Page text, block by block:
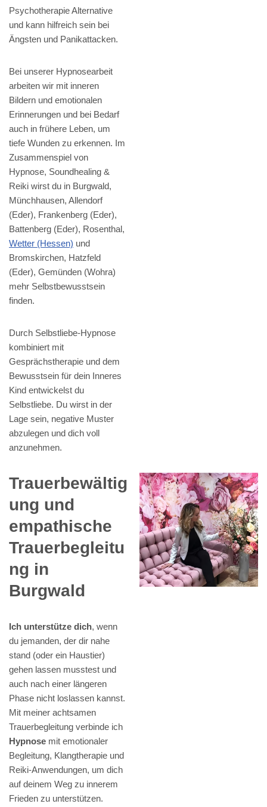
Psychotherapie Alternative
und kann hilfreich sein bei
Ängsten und Panikattacken.
Bei unserer Hypnosearbeit
arbeiten wir mit inneren
Bildern und emotionalen
Erinnerungen und bei Bedarf
auch in frühere Leben, um
tiefe Wunden zu erkennen. Im
Zusammenspiel von
Hypnose, Soundhealing &
Reiki wirst du in Burgwald,
Münchhausen, Allendorf
(Eder), Frankenberg (Eder),
Battenberg (Eder), Rosenthal,
Wetter (Hessen) und
Bromskirchen, Hatzfeld
(Eder), Gemünden (Wohra)
mehr Selbstbewusstsein
finden.
Durch Selbstliebe-Hypnose
kombiniert mit
Gesprächstherapie und dem
Bewusstsein für dein Inneres
Kind entwickelst du
Selbstliebe. Du wirst in der
Lage sein, negative Muster
abzulegen und dich voll
anzunehmen.
Trauerbewältig
ung und
empathische
Trauerbegleitu
ng in
Burgwald
Ich unterstütze dich, wenn
du jemanden, der dir nahe
stand (oder ein Haustier)
gehen lassen musstest und
auch nach einer längeren
Phase nicht loslassen kannst.
Mit meiner achtsamen
Trauerbegleitung verbinde ich
Hypnose mit emotionaler
Begleitung, Klangtherapie und
Reiki-Anwendungen, um dich
auf deinem Weg zu innerem
Frieden zu unterstützen.